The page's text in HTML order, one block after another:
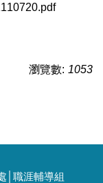
瀏覽數: 1053
│職涯輔導組